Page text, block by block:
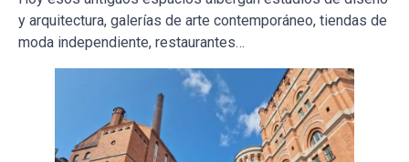
y arquitectura, galerías de arte contemporáneo, tiendas de
moda independiente, restaurantes…